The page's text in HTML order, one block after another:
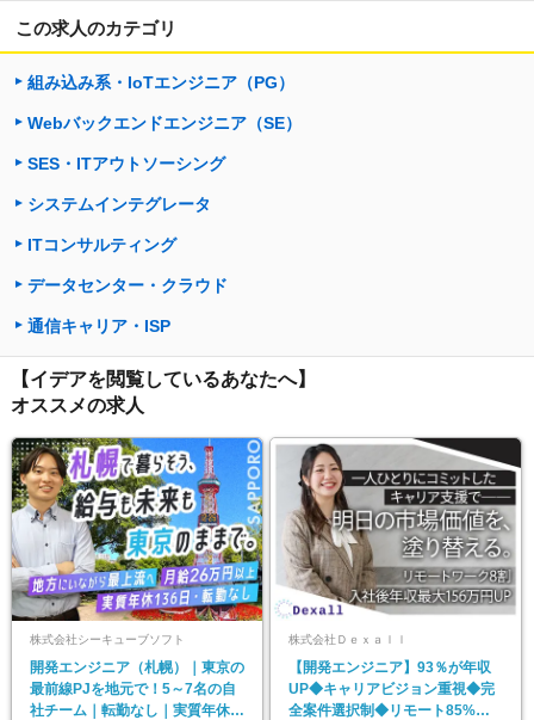
この求人のカテゴリ
組み込み系・IoTエンジニア（PG）
Webバックエンドエンジニア（SE）
SES・ITアウトソーシング
システムインテグレータ
ITコンサルティング
データセンター・クラウド
通信キャリア・ISP
【イデアを閲覧しているあなたへ】
オススメの求人
株式会社シーキューブソフト
開発エンジニア（札幌）｜東京の
最前線PJを地元で！5～7名の自
社チーム｜転勤なし｜実質年休
株式会社Ｄｅｘａｌｌ
【開発エンジニア】93％が年収
UP◆キャリアビジョン重視◆完
全案件選択制◆リモート85%◆